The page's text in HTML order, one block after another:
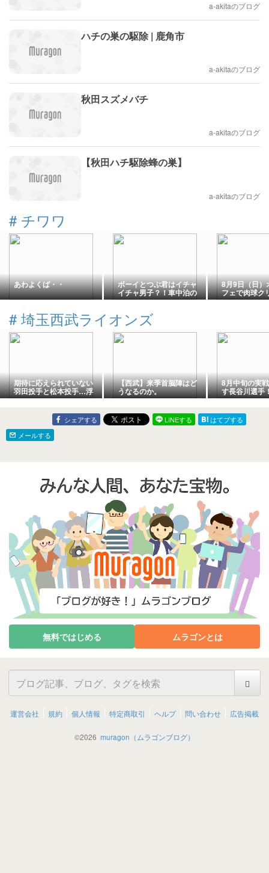
a-akitaのブログ
ハチの巣の駆除 | 鹿角市
a-akitaのブログ
秋田スズメバチ
a-akitaのブログ
【秋田ハチ駆除蜂の巣】
a-akitaのブログ
# チワワ
あわよくば・・ ボーイとつぶ君はイチャ
イチャ男子？！車中泊の
ご飯♪
8月9日（日）
フェで肉球ク
売します
# 埼玉西武ライオンズ
期待に応えられていない
羽田投手と松本投手…浮
上のきっかけを掴める
か？
【西武】来季首脳陣はど
うなるのか。
8月中旬の実
す長谷川選手
けて育成選手
なるか？
シェアする LINEする
はてブする
メールする
無料ではじめる ムラゴンとは
運営会社 規約 個人情報 特定商取引 ヘルプ 問い合わせ 広告掲載
©2026 muragon（ムラゴンブログ）